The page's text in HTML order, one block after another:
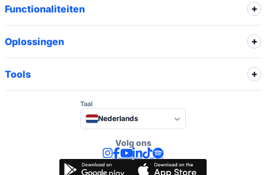
Functionaliteiten
Oplossingen
Tools
Taal
Nederlands
Volg ons